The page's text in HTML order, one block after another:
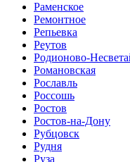
Раменское
Ремонтное
Репьевка
Реутов
Родионово-
Романовская
Рославль
Россошь
Ростов
Ростов-на-Дону
Рубцовск
Рудня
Руза